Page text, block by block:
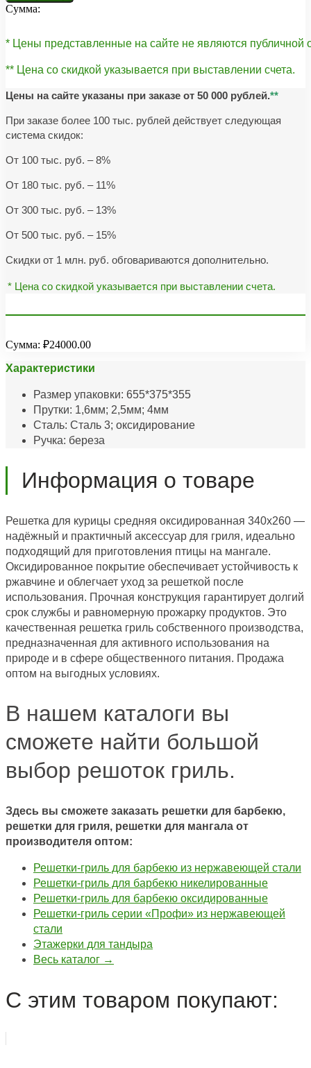
Сумма:
* Цены представленные на сайте не являются публичной
** Цена со скидкой указывается при выставлении счета.
Цены на сайте указаны при заказе от 50 000 рублей.**
При заказе более 100 тыс. рублей действует следующая
система скидок:
От 100 тыс. руб. – 8%
От 180 тыс. руб. – 11%
От 300 тыс. руб. – 13%
От 500 тыс. руб. – 15%
Скидки от 1 млн. руб. обговариваются дополнительно.
* Цена со скидкой указывается при выставлении счета.
Сумма: ₽24000.00
Характеристики
Размер упаковки: 655*375*355
Прутки: 1,6мм; 2,5мм; 4мм
Сталь: Сталь 3; оксидирование
Ручка: береза
Информация о товаре
Решетка для курицы средняя оксидированная 340х260 —
надёжный и практичный аксессуар для гриля, идеально
подходящий для приготовления птицы на мангале.
Оксидированное покрытие обеспечивает устойчивость к
ржавчине и облегчает уход за решеткой после
использования. Прочная конструкция гарантирует долгий
срок службы и равномерную прожарку продуктов. Это
качественная решетка гриль собственного производства,
предназначенная для активного использования на
природе и в сфере общественного питания. Продажа
оптом на выгодных условиях.
В нашем каталоги вы
сможете найти большой
выбор решоток гриль.
Здесь вы сможете заказать решетки для барбекю,
решетки для гриля, решетки для мангала от
производителя оптом:
Решетки-гриль для барбекю из нержавеющей стали
Решетки-гриль для барбекю никелированные
Решетки-гриль для барбекю оксидированные
Решетки-гриль серии «Профи» из нержавеющей
стали
Этажерки для тандыра
Весь каталог →
С этим товаром покупают: